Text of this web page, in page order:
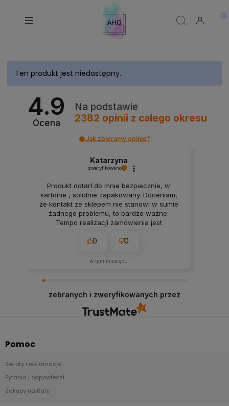
Ten produkt jest niedostępny.
4.9
Ocena
Na podstawie
2382 opinii z całego okresu
Jak zbieramy opinie?
Katarzyna
zweryfikowano
Produkt dotarł do mnie bezpiecznie, w
kartonie , solidnie zapakowany. Doceniam,
że kontakt ze sklepem nie stanowi w sumie
żadnego problemu, to bardzo ważne.
Tempo realizacji zamówienia jest
przesyłka dojdzie do mnie tak szybko.
0 0
w tym miesiącu
zebranych i zweryfikowanych przez
Pomoc
Zwroty i reklamacje
Pytania i odpowiedzi
Zakupy na Raty